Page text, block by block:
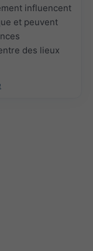
influencent
et peuvent
des lieux